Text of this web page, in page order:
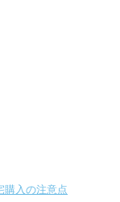
購入の注意点